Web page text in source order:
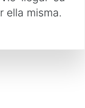
ella misma.